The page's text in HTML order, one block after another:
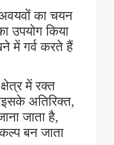
का चयन
उपयोग किया
में गर्व करते हैं
में रक्त
अतिरिक्त,
जाता है,
बन जाता